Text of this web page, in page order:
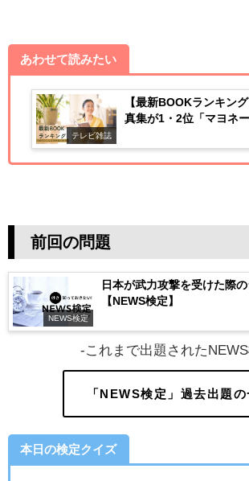
あわせて読みたい
テレビ雑誌
【最新BOOKランキン
真集が1・2位「マヨネ
前回の問題
NEWS検定
日本が武力攻撃を受けた際
【NEWS検定】
-これまで出題された
「NEWS検定」過去出題の
本日の検定クイズ